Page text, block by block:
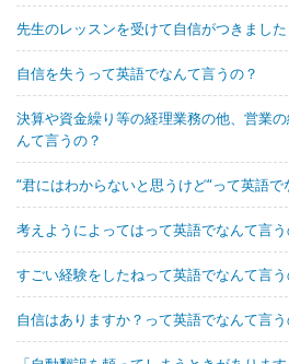
先生のレッスンを受けて自信がつきまし
自信を失うって英語でなんて言うの？
決算や資金繰り等の経理業務の他、営業
んて言うの？
“君にはわからないと思うけど“って英語で
考えようによってはって英語でなんて言う
すごい経験をしたねって英語でなんて言う
自信はありますか？って英語でなんて言う